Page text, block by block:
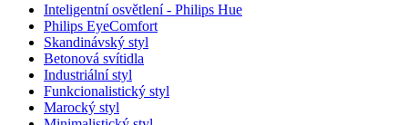
Inteligentní osvětlení - Philips Hue
Philips EyeComfort
Skandinávský styl
Betonová svítidla
Industriální styl
Funkcionalistický styl
Marocký styl